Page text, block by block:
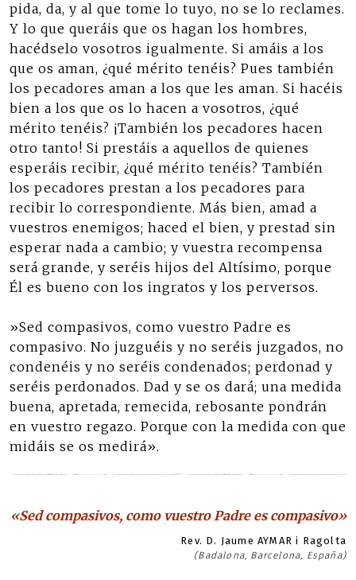
pida, da, y al que tome lo tuyo, no se lo reclames.
Y lo que queráis que os hagan los hombres,
hacédselo vosotros igualmente. Si amáis a los
que os aman, ¿qué mérito tenéis? Pues también
los pecadores aman a los que les aman. Si hacéis
bien a los que os lo hacen a vosotros, ¿qué
mérito tenéis? ¡También los pecadores hacen
otro tanto! Si prestáis a aquellos de quienes
esperáis recibir, ¿qué mérito tenéis? También
los pecadores prestan a los pecadores para
recibir lo correspondiente. Más bien, amad a
vuestros enemigos; haced el bien, y prestad sin
esperar nada a cambio; y vuestra recompensa
será grande, y seréis hijos del Altísimo, porque
Él es bueno con los ingratos y los perversos.
»Sed compasivos, como vuestro Padre es
compasivo. No juzguéis y no seréis juzgados, no
condenéis y no seréis condenados; perdonad y
seréis perdonados. Dad y se os dará; una medida
buena, apretada, remecida, rebosante pondrán
en vuestro regazo. Porque con la medida con que
midáis se os medirá».
«Sed compasivos, como vuestro Padre es compasivo»
Rev. D. Jaume AYMAR i Ragolta
(Badalona, Barcelona, España)